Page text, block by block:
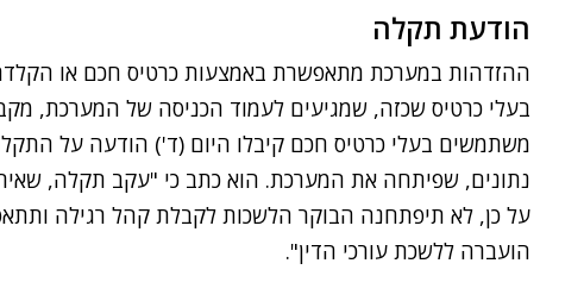
הודעת תקלה
ההזדהות במערכת מתאפשרת באמצעות כרטיס חכם או
בעלי כרטיס שכזה, שמגיעים לעמוד הכניסה של המערכת,
משתמשים בעלי כרטיס חכם קיבלו היום (ד') הודעה על
נתונים, שפיתחה את המערכת. הוא כתב כי "עקב תקלה,
על כן, לא תיפתחנה הבוקר הלשכות לקבלת קהל רגילה
הועברה ללשכת עורכי הדין".